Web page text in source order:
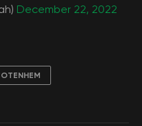
December 22, 2022